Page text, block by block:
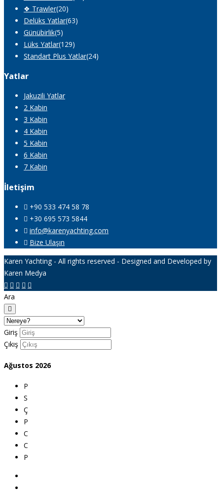
❖ Trawler(20)
Delüks Yatlar(63)
Günübirlik(5)
Lüks Yatlar(129)
Standart Plus Yatlar(24)
Yatlar
Jakuzili Yatlar
2 Kabin
3 Kabin
4 Kabin
5 Kabin
6 Kabin
7 Kabin
İletişim
+90 533 474 58 78
+30 695 573 5844
info@karenyachting.com
Bize Ulaşın
Karen Yachting - All rights reserved - Designed and Developed by
Karen Medya
Ara
Giriş
Çıkış
Ağustos 2026
P
S
Ç
P
C
C
P